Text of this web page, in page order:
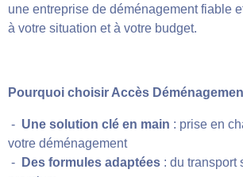
une entreprise de déménagement fiable
à votre situation et à votre budget.
Pourquoi choisir Accès
- Une solution clé en main : prise en
votre déménagement
-
Des formules adaptées : du transport